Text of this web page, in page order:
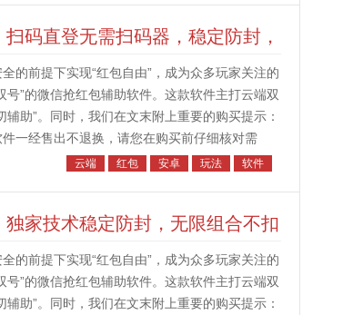
码直登无需扫码器，稳定防封，
的前提下实现“红包自由”，成为众多玩家关注的
”的微信抢红包辅助软件。这款软件主打云端双
助”。同时，我们在文末附上重要的购买提示：
一经售出不退换，请您在购买前仔细核对需
拓界云端双号”并...
云端 红包 安卓 玩法 软件
家技术稳定防封，无限组合不扣
的前提下实现“红包自由”，成为众多玩家关注的
”的微信抢红包辅助软件。这款软件主打云端双
助”。同时，我们在文末附上重要的购买提示：